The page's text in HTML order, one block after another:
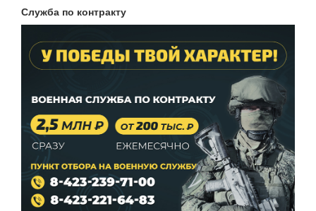
Служба по контракту